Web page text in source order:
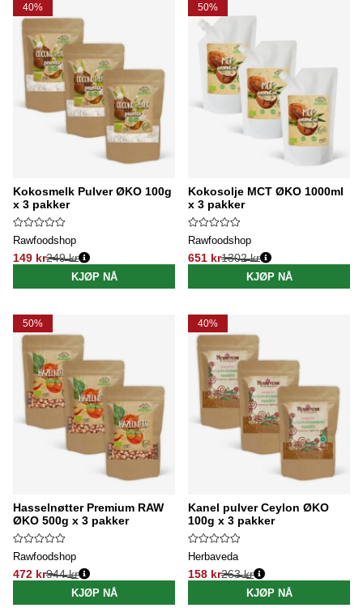
40%
Kokosmelk Pulver ØKO 100g
x 3 pakker
Rawfoodshop
149 kr
Vanlig pris:
249 kr
KJØP NÅ
50%
Kokosolje MCT ØKO 1000ml
x 3 pakker
Rawfoodshop
651 kr
Vanlig pris:
1302 kr
KJØP NÅ
50%
Hasselnøtter Premium RAW
ØKO 500g x 3 pakker
Rawfoodshop
472 kr
Vanlig pris:
944 kr
KJØP NÅ
40%
Kanel pulver Ceylon ØKO
100g x 3 pakker
Herbaveda
158 kr
Vanlig pris:
263 kr
KJØP NÅ